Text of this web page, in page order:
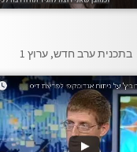
בתכנית ערב חדש, ערוץ 1